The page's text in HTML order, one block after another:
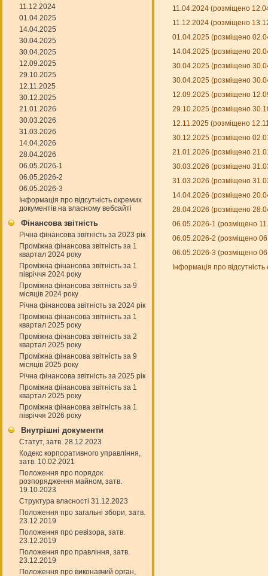
11.12.2024
01.04.2025
14.04.2025
30.04.2025
30.04.2025
12.09.2025
29.10.2025
12.11.2025
30.12.2025
21.01.2026
30.03.2026
31.03.2026
14.04.2026
28.04.2026
06.05.2026-1
06.05.2026-2
06.05.2026-3
Інформація про відсутність окремих
документів на власному вебсайті
Фінансова звітність
Річна фінансова звітність за 2023 рік
Проміжна фінансова звітність за 1
квартал 2024 року
Проміжна фінансова звітність за 1
півріччя 2024 року
Проміжна фінансова звітність за 9
місяців 2024 року
Річна фінансова звітність за 2024 рік
Проміжна фінансова звітність за 1
квартал 2025 року
Проміжна фінансова звітність за 2
квартал 2025 року
Проміжна фінансова звітність за 9
місяців 2025 року
Річна фінансова звітність за 2025 рік
Проміжна фінансова звітність за 1
квартал 2025 року
Проміжна фінансова звітність за 1
півріччя 2026 року
Внутрішні документи
Статут, затв. 28.12.2023
Кодекс корпоративного управління,
затв. 10.02.2021
Положення про порядок
розпорядження майном, затв.
19.10.2023
Структура власності 31.12.2023
Положення про загальні збори, затв.
23.12.2019
Положення про ревізора, затв.
23.12.2019
Положення про правління, затв.
23.12.2019
Положення про виконавчий орган,
11.04.2024 (розміщено
11.12.2024 (розміщено
01.04.2025 (розміщено
14.04.2025 (розміщено
30.04.2025 (розміщено
30.04.2025 (розміщено
12.09.2025 (розміщено
29.10.2025 (розміщено
12.11.2025 (розміщено
30.12.2025 (розміщено
21.01.2026 (розміщено
30.03.2026 (розміщено
31.03.2026 (розміщено
14.04.2026 (розміщено
28.04.2026 (розміщено
06.05.2026-1 (розміщено
06.05.2026-2 (розміщено
06.05.2026-3 (розміщено
Інформація про